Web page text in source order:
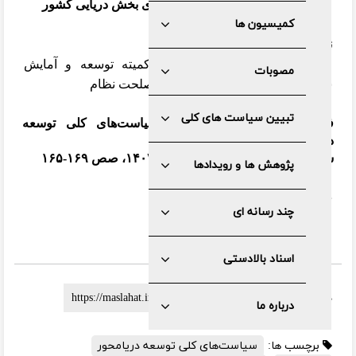
کمیسیون ها
مصوبات
تبیین سیاست های کلی
پژوهش ها و رویدادها
چند رسانه ای
اسناد بالادستی
درباره ما
ضرورت بازمعماری ساختار نهادی بخش دریایی کشور
نویسنده
محمدحسین تقوی کوتنایی،
دبیر کمیته توسعه و آمایش
مجمع تشخیص مصلحت نظام
فصلنامه سیاست کلان؛ ویژه سیاست‌های کلی توسعه
دریامحور
سال یازدهم، شماره دوازدهم، پاییز ۱۴۰۲، صص ۱۶۹-۱۶۵
دریافت
لینک کوتاه :
برچسب ها:
سیاست‌های کلی توسعه دریامحور